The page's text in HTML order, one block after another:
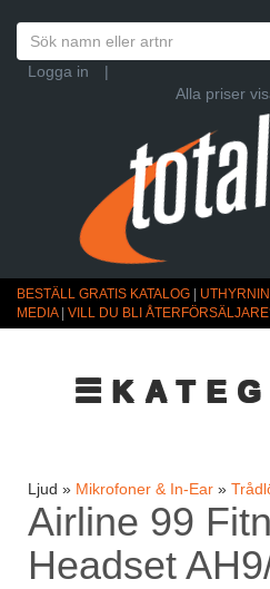
Logga in
|
Alla priser
BESTÄLL GRATIS KATALOG
MEDIA| VILL DU BLI
Ljud » Mikrofoner & In-Ear »
Airline 99
Headset